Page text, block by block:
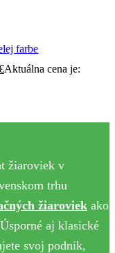
farbe
Aktuálna cena je:
žiaroviek v
trhu
žiaroviek ako
aj klasické
svoj podnik,